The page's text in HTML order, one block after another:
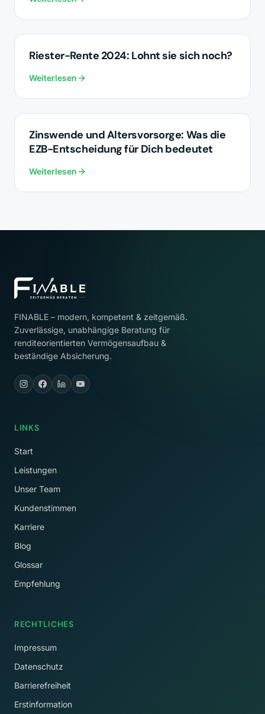
ALTERSVORSORGE
Riester-Rente 2024: Lohnt sie sich noch?
Weiterlesen
ALTERSVORSORGE
Zinswende und Altersvorsorge: Was die
EZB-Entscheidung für Dich bedeutet
Weiterlesen
FINABLE – modern, kompetent & zeitgemäß.
Zuverlässige, unabhängige Beratung für
renditeorientierten Vermögensaufbau &
beständige Absicherung.
LINKS
Start
Leistungen
Unser Team
Kundenstimmen
Karriere
Blog
Glossar
Empfehlung
RECHTLICHES
Impressum
Datenschutz
Barrierefreiheit
Erstinformation